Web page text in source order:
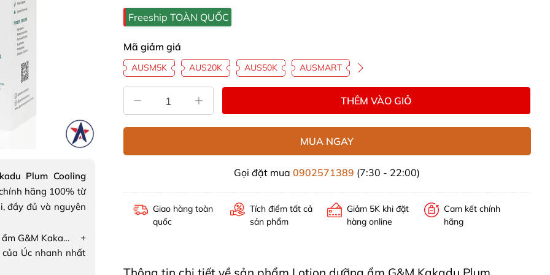
Plum Cooling
hãng 100% từ
đầy đủ và nguyên
Lotion dưỡng ẩm G&M Kakadu Plum Cooling Moisturising Lotion
+
Úc nhanh nhất
Freeship TOÀN QUỐC
Mã giảm giá
AUSM5K AUS20K AUS50K AUSMART
THÊM VÀO GIỎ
MUA NGAY
Gọi đặt mua0902571389 (7:30 - 22:00)
Giao hàng toàn
quốc
Tích điểm tất cả
sản phẩm
Giảm 5K khi đặt
hàng online
Cam kết chính
hãng